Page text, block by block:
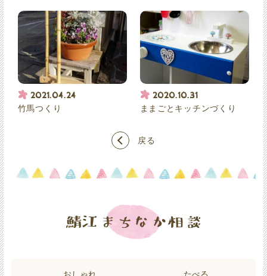
2021.04.24
竹馬つくり
2020.10.31
ままごとキッチンづくり
戻る
おしゃれ たべる